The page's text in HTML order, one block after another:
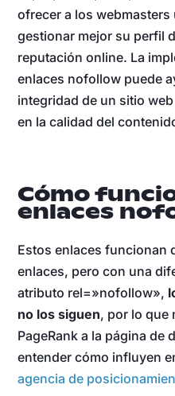
ofrecer a los webmasters
gestionar mejor su perfil
reputación online. La
enlaces nofollow puede
integridad de un sitio
en la calidad del
Cómo
enlaces
Estos enlaces funcionan
enlaces, pero con una
atributo rel=»nofollow»,
no los siguen, por lo que
PageRank a la página de
entender cómo influyen
agencia de